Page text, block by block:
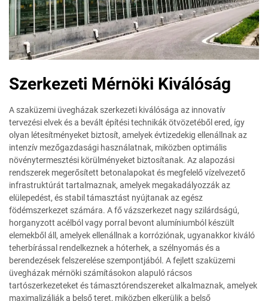
Szerkezeti Mérnöki Kiválóság
A szaküzemi üvegházak szerkezeti kiválósága az innovatív
tervezési elvek és a bevált építési technikák ötvözetéből ered, így
olyan létesítményeket biztosít, amelyek évtizedekig ellenállnak az
intenzív mezőgazdasági használatnak, miközben optimális
növénytermesztési körülményeket biztosítanak. Az alapozási
rendszerek megerősített betonalapokat és megfelelő vízelvezető
infrastruktúrát tartalmaznak, amelyek megakadályozzák az
elülepedést, és stabil támasztást nyújtanak az egész
födémszerkezet számára. A fő vázszerkezet nagy szilárdságú,
horganyzott acélból vagy porral bevont alumíniumból készült
elemekből áll, amelyek ellenállnak a korróziónak, ugyanakkor kiváló
teherbírással rendelkeznek a hóterhek, a szélnyomás és a
berendezések felszerelése szempontjából. A fejlett szaküzemi
üvegházak mérnöki számításokon alapuló rácsos
tartószerkezeteket és támasztórendszereket alkalmaznak, amelyek
maximalizálják a belső teret, miközben elkerülik a belső